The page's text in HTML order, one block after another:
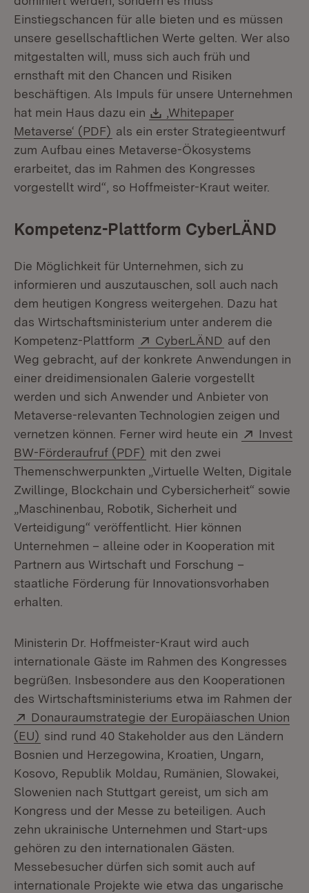
Einstiegschancen für alle bieten und es müssen
unsere gesellschaftlichen Werte gelten. Wer also
mitgestalten will, muss sich auch früh und
ernsthaft mit den Chancen und Risiken
beschäftigen. Als Impuls für unsere Unternehmen
hat mein Haus dazu ein
Download:
‚Whitepaper
Metaverse‘ (PDF) (Öffnet in neuem Fenster)
als ein erster Strategieentwurf
zum Aufbau eines Metaverse-Ökosystems
erarbeitet, das im Rahmen des Kongresses
vorgestellt wird“, so Hoffmeister-Kraut weiter.
Kompetenz-Plattform CyberLÄND
Die Möglichkeit für Unternehmen, sich zu
informieren und auszutauschen, soll auch nach
dem heutigen Kongress weitergehen. Dazu hat
das Wirtschaftsministerium unter anderem die
Kompetenz-Plattform
Extern:
CyberLÄND (Öffnet in
auf den
Weg gebracht, auf der konkrete Anwendungen in
einer dreidimensionalen Galerie vorgestellt
werden und sich Anwender und Anbieter von
Metaverse-relevanten Technologien zeigen und
vernetzen können. Ferner wird heute ein
Extern:
Invest
BW-Förderaufruf (PDF) (Öffnet in neuem Fenster)
mit den zwei
Themenschwerpunkten „Virtuelle Welten, Digitale
Zwillinge, Blockchain und Cybersicherheit“ sowie
„Maschinenbau, Robotik, Sicherheit und
Verteidigung“ veröffentlicht. Hier können
Unternehmen – alleine oder in Kooperation mit
Partnern aus Wirtschaft und Forschung –
staatliche Förderung für Innovationsvorhaben
erhalten.
Ministerin Dr. Hoffmeister-Kraut wird auch
internationale Gäste im Rahmen des Kongresses
begrüßen. Insbesondere aus den Kooperationen
des Wirtschaftsministeriums etwa im Rahmen der
Extern:
Donauraumstrategie der Europäiaschen Union
(EU) (Öffnet in neuem Fenster)
sind rund 40 Stakeholder aus den Ländern
Bosnien und Herzegowina, Kroatien, Ungarn,
Kosovo, Republik Moldau, Rumänien, Slowakei,
Slowenien nach Stuttgart gereist, um sich am
Kongress und der Messe zu beteiligen. Auch
zehn ukrainische Unternehmen und Start-ups
gehören zu den internationalen Gästen.
Messebesucher dürfen sich somit auch auf
internationale Projekte wie etwa das ungarische